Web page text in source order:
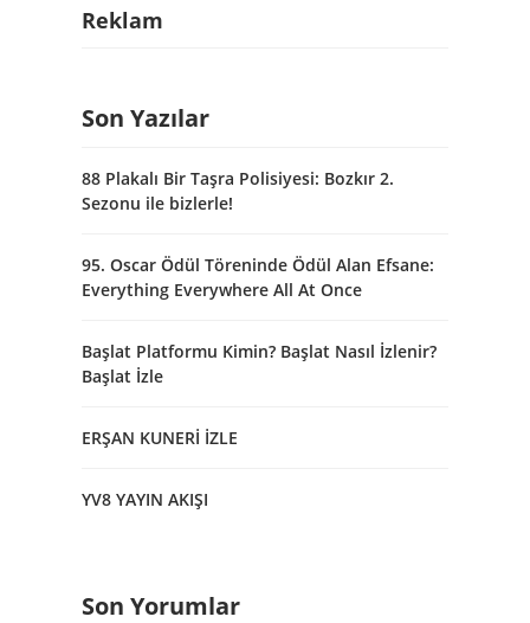
Reklam
Son Yazılar
88 Plakalı Bir Taşra Polisiyesi: Bozkır 2.
Sezonu ile bizlerle!
95. Oscar Ödül Töreninde Ödül Alan Efsane:
Everything Everywhere All At Once
Başlat Platformu Kimin? Başlat Nasıl İzlenir?
Başlat İzle
ERŞAN KUNERİ İZLE
YV8 YAYIN AKIŞI
Son Yorumlar